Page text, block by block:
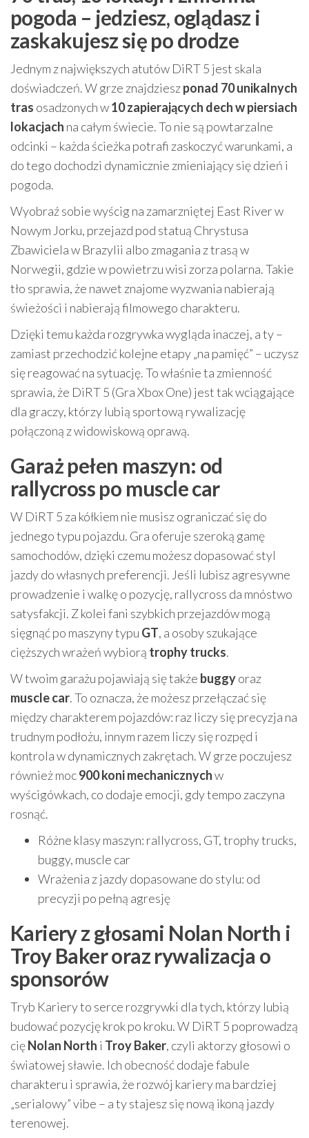
pogoda – jedziesz, oglądasz i
zaskakujesz się po drodze
Jednym z największych atutów DiRT 5 jest skala
doświadczeń. W grze znajdzieszponad 70 unikalnych
tras osadzonych w10 zapierających dech w piersiach
lokacjach na całym świecie. To nie są powtarzalne
odcinki – każda ścieżka potrafi zaskoczyć warunkami, a
do tego dochodzi dynamicznie zmieniający się dzień i
pogoda.
Wyobraź sobie wyścig na zamarzniętej East River w
Nowym Jorku, przejazd pod statuą Chrystusa
Zbawiciela w Brazylii albo zmagania z trasą w
Norwegii, gdzie w powietrzu wisi zorza polarna. Takie
tło sprawia, że nawet znajome wyzwania nabierają
świeżości i nabierają filmowego charakteru.
Dzięki temu każda rozgrywka wygląda inaczej, a ty –
zamiast przechodzić kolejne etapy „na pamięć” – uczysz
się reagować na sytuację. To właśnie ta zmienność
sprawia, że DiRT 5 (Gra Xbox One) jest tak wciągające
dla graczy, którzy lubią sportową rywalizację
połączoną z widowiskową oprawą.
Garaż pełen maszyn: od
rallycross po muscle car
W DiRT 5 za kółkiem nie musisz ograniczać się do
jednego typu pojazdu. Gra oferuje szeroką gamę
samochodów, dzięki czemu możesz dopasować styl
jazdy do własnych preferencji. Jeśli lubisz agresywne
prowadzenie i walkę o pozycję, rallycross da mnóstwo
satysfakcji. Z kolei fani szybkich przejazdów mogą
sięgnąć po maszyny typu GT, a osoby szukające
cięższych wrażeń wybiorą trophy trucks.
W twoim garażu pojawiają się także buggyoraz
muscle car. To oznacza, że możesz przełączać się
między charakterem pojazdów: raz liczy się precyzja na
trudnym podłożu, innym razem liczy się rozpęd i
kontrola w dynamicznych zakrętach. W grze poczujesz
również moc900 koni mechanicznychw
wyścigówkach, co dodaje emocji, gdy tempo zaczyna
rosnąć.
Różne klasy maszyn: rallycross, GT, trophy trucks,
buggy, muscle car
Wrażenia z jazdy dopasowane do stylu: od
precyzji po pełną agresję
Kariery z głosami Nolan North i
Troy Baker oraz rywalizacja o
sponsorów
Tryb Kariery to serce rozgrywki dla tych, którzy lubią
budować pozycję krok po kroku. W DiRT 5 poprowadzą
cięNolan North i Troy Baker, czyli aktorzy głosowi o
światowej sławie. Ich obecność dodaje fabule
charakteru i sprawia, że rozwój kariery ma bardziej
„serialowy” vibe – a ty stajesz się nową ikoną jazdy
terenowej.